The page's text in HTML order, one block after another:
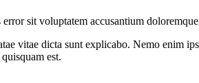
sit voluptatem accusantium
vitae dicta sunt explicabo. Nemo enim
est.